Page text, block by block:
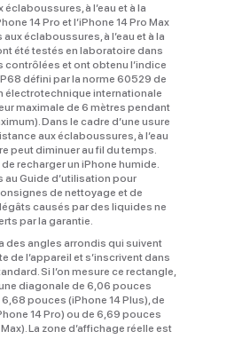
à l’eau et à la
14 Pro et l’iPhone 14 Pro Max
éclaboussures, à l’eau et à la
été testés en laboratoire dans
et ont obtenu l’indice
défini par la norme 60529 de
électrotechnique internationale
maximale de 6 mètres pendant
Dans le cadre d’une usure
aux éclaboussures, à l’eau
peut diminuer au fil du temps.
recharger un iPhone humide.
au Guide d’utilisation pour
de nettoyage et de
causés par des liquides ne
par la garantie.
a des angles arrondis qui suivent
de l’appareil et s’inscrivent dans
Si l’on mesure ce rectangle,
diagonale de 6,06 pouces
6,68 pouces (iPhone 14 Plus), de
14 Pro) ou de 6,69 pouces
La zone d’affichage réelle est